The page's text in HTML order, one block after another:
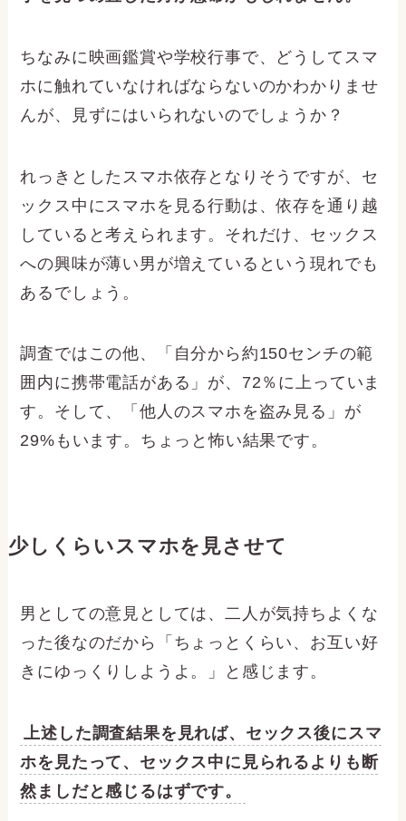
ちなみに映画鑑賞や学校行事で、どうしてスマ
ホに触れていなければならないのかわかりませ
んが、見ずにはいられないのでしょうか？
れっきとしたスマホ依存となりそうですが、セ
ックス中にスマホを見る行動は、依存を通り越
していると考えられます。それだけ、セックス
への興味が薄い男が増えているという現れでも
あるでしょう。
調査ではこの他、「自分から約150センチの範
囲内に携帯電話がある」が、72％に上っていま
す。そして、「他人のスマホを盗み見る」が
29%もいます。ちょっと怖い結果です。
少しくらいスマホを見させて
男としての意見としては、二人が気持ちよくな
った後なのだから「ちょっとくらい、お互い好
きにゆっくりしようよ。」と感じます。
上述した調査結果を見れば、セックス後にスマ
ホを見たって、セックス中に見られるよりも断
然ましだと感じるはずです。